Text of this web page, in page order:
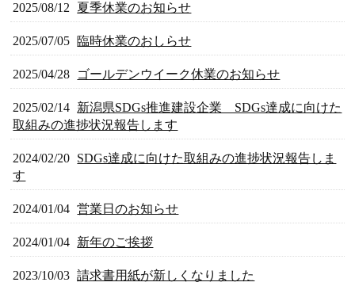
2025/08/12 夏季休業のお知らせ
2025/07/05 臨時休業のおしらせ
2025/04/28 ゴールデンウイーク休業のお知らせ
2025/02/14 新潟県SDGs推進建設企業 SDGs達成に向けた
取組みの進捗状況報告します
2024/02/20 SDGs達成に向けた取組みの進捗状況報告しま
す
2024/01/04 営業日のお知らせ
2024/01/04 新年のご挨拶
2023/10/03 請求書用紙が新しくなりました